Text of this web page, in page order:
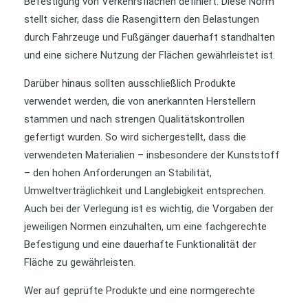
stellt sicher, dass die Rasengittern den Belastungen
durch Fahrzeuge und Fußgänger dauerhaft standhalten
und eine sichere Nutzung der Flächen gewährleistet ist.
Darüber hinaus sollten ausschließlich Produkte
verwendet werden, die von anerkannten Herstellern
stammen und nach strengen Qualitätskontrollen
gefertigt wurden. So wird sichergestellt, dass die
verwendeten Materialien – insbesondere der Kunststoff
– den hohen Anforderungen an Stabilität,
Umweltverträglichkeit und Langlebigkeit entsprechen.
Auch bei der Verlegung ist es wichtig, die Vorgaben der
jeweiligen Normen einzuhalten, um eine fachgerechte
Befestigung und eine dauerhafte Funktionalität der
Fläche zu gewährleisten.
Wer auf geprüfte Produkte und eine normgerechte